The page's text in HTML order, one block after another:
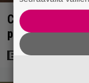
Clint Eastwood
paikan hyvin